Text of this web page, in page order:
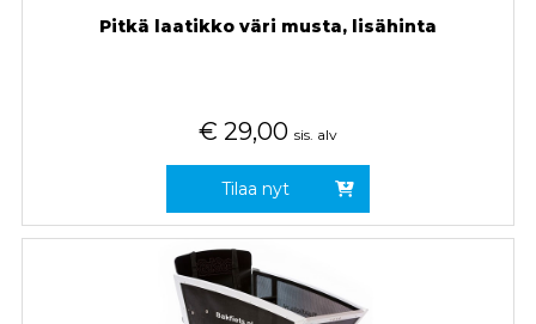
Pitkä laatikko väri musta, lisähinta
€ 29,00 sis. alv
Tilaa nyt